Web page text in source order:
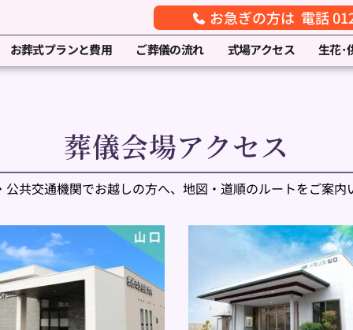
お急ぎの方は 電話
お葬式プランと費用 ご葬儀の流れ 式場アクセス 生花･
葬儀会場アクセス
公共交通機関でお越しの方へ、地図・道順のルートをご案内